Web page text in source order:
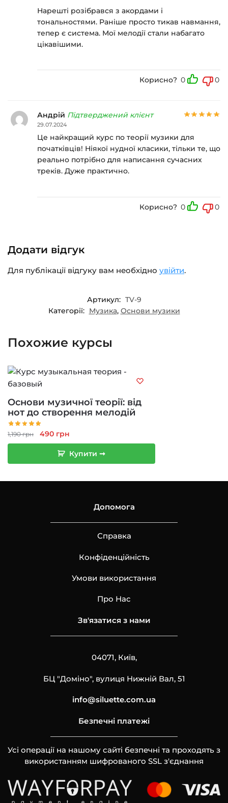
Нарешті розібрався з акордами і
тональностями. Раніше просто тикав навмання,
тепер є система. Мої мелодії стали набагато
цікавішими.
Корисно? 0 0
Андрій Підтверджений клієнт
29.07.2024
Це найкращий курс по теорії музики для
початківців! Ніякої нудної класики, тільки те, що
реально потрібно для написання сучасних
треків. Дуже практично.
Корисно? 0 0
Додати відгук
Для публікації відгуку вам необхідно увійти.
Артикул: TV-9
Категорії: Музика, Основи музики
Похожие курсы
Основи музичної теорії: від
нот до створення мелодій
1,190грн
Оригінальна
ціна:
1,190 грн.
490 грн
ціна:
490 грн.
Купити ➞
Допомога
Справка
Конфіденційність
Умови використання
Про Нас
Зв'язатися з нами
04071, Київ,
БЦ "Доміно", вулиця Нижній Вал, 51
info@siluette.com.ua
Безпечні платежі
Усі операції на нашому сайті безпечні та проходять з
використанням шифрованого SSL з'єднання